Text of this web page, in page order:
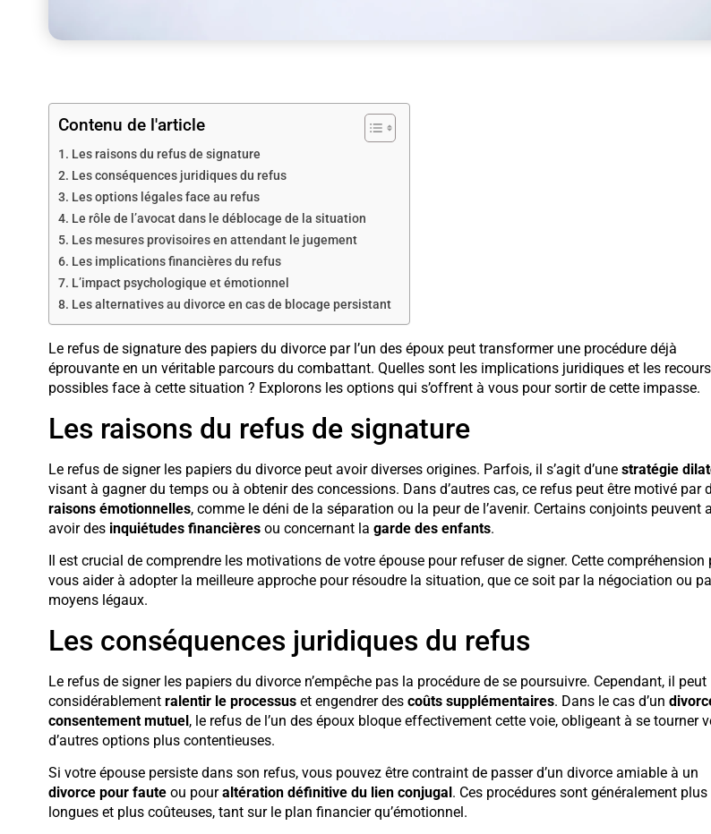
Contenu de l'article
Les raisons du refus de signature
Les conséquences juridiques du refus
Les options légales face au refus
Le rôle de l’avocat dans le déblocage de la situation
Les mesures provisoires en attendant le jugement
Les implications financières du refus
L’impact psychologique et émotionnel
Les alternatives au divorce en cas de blocage persistant
Le refus de signature des papiers du divorce par l’un des époux peut transformer une procédure déjà
éprouvante en un véritable parcours du combattant. Quelles sont les implications juridiques et les recours
possibles face à cette situation ? Explorons les options qui s’offrent à vous pour sortir de cette impasse.
Les raisons du refus de signature
Le refus de signer les papiers du divorce peut avoir diverses origines. Parfois, il s’agit d’une stratégie
visant à gagner du temps ou à obtenir des concessions. Dans d’autres cas, ce refus peut être motivé par
raisons émotionnelles, comme le déni de la séparation ou la peur de l’avenir. Certains conjoints peuvent
avoir des inquiétudes financièresou concernant la garde des enfants.
Il est crucial de comprendre les motivations de votre épouse pour refuser de signer. Cette compréhension
vous aider à adopter la meilleure approche pour résoudre la situation, que ce soit par la négociation ou
moyens légaux.
Les conséquences juridiques du refus
Le refus de signer les papiers du divorce n’empêche pas la procédure de se poursuivre. Cependant, il peut
considérablement ralentir le processuset engendrer des coûts supplémentaires. Dans le cas d’un
consentement mutuel, le refus de l’un des époux bloque effectivement cette voie, obligeant à se tourner
d’autres options plus contentieuses.
Si votre épouse persiste dans son refus, vous pouvez être contraint de passer d’un divorce amiable à un
divorce pour fauteou pouraltération définitive du lien conjugal. Ces procédures sont généralement plus
longues et plus coûteuses, tant sur le plan financier qu’émotionnel.